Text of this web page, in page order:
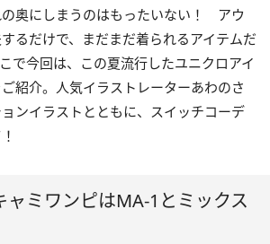
奥にしまうのはもったいない！ アウ
るだけで、まだまだ着られるアイテムだ
で今回は、この夏流行したユニクロアイ
紹介。人気イラストレーターあわのさ
ンイラストとともに、スイッチコーデ
ミワンピはMA-1とミックス